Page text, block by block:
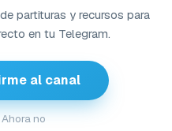
partituras y recursos para
en tu Telegram.
al canal
Ahora no